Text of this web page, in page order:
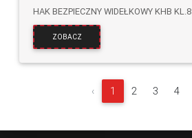
HAK BEZPIECZNY WIDEŁKOWY KHB KL.8
ZOBACZ
‹ 1 2 3 4